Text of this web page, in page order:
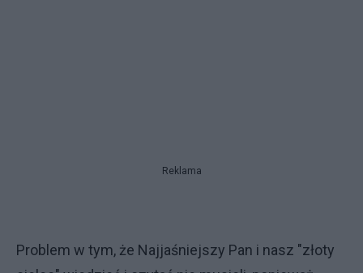
Reklama
Problem w tym, że Najjaśniejszy Pan i nasz "złoty